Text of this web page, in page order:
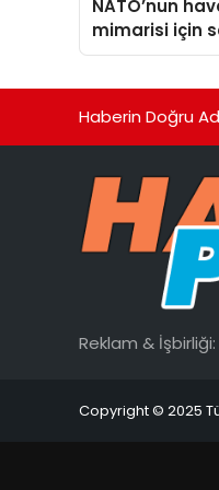
NATO’nun
mimarisi için
ASELSAN
Haberin Doğru
Reklam & İşbirliği:
Copyright © 2025